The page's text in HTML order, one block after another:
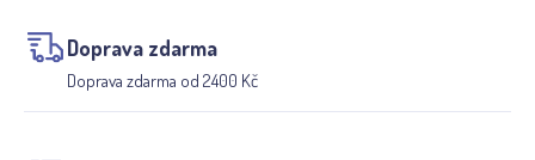
Doprava zdarma
Doprava zdarma od 2400 Kč